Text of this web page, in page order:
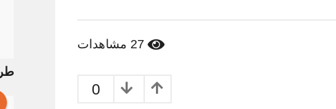
27 مشاهدات
0